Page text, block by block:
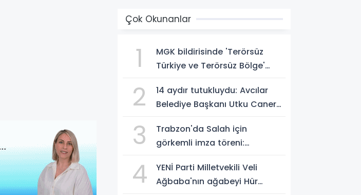
Çok Okunanlar
1
MGK bildirisinde 'Terörsüz
Türkiye ve Terörsüz Bölge'
2
14 aydır tutukluydu: Avcılar
Belediye Başkanı Utku Caner
3
Trabzon'da Salah için
görkemli imza töreni:
sabırsızlanıyorum'
4
YENİ Parti Milletvekili Veli
Ağbaba'nın ağabeyi Hür